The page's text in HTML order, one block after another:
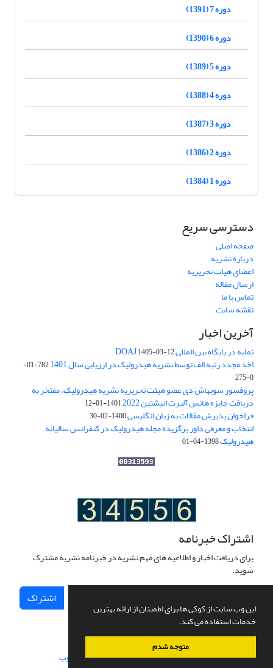
این وب سایت از کوکی ها برای اطمینان از ارائه بهترین
خدمات استفاده می کند.
متوجه شدم
دوره 7 (1391)
دوره 6 (1390)
دوره 5 (1389)
دوره 4 (1388)
دوره 3 (1387)
دوره 2 (1386)
دوره 1 (1384)
دسترسی سریع
صفحه اصلی
درباره نشریه
اعضای هیات تحریریه
ارسال مقاله
تماس با ما
نقشه سایت
آخرین اخبار
نمایه در پایگاه بین المللی DOAJ1405-03-12
اخذ مجدد رتبه الف توسط نشریه هیدرولیک در ارزیابی سال 1401
782-01-
0-275
پروفسور سوبهاش دی عضو هیئت تحریریه نشریه هیدرولیک، مفتخر به
دریافت جایزه هانس آلبرت انیشتین 2022 1401-01-12
فراخوان پذیرش مقالات به زبان انگلیسی1400-02-30
انتخاب و معرفی داور برگزیده مجله هیدرولیک در کنفرانس سالیانه
هیدرولیک1398-04-01
اشتراک خبرنامه
برای دریافت اخبار و اطلاعیه های مهم نشریه در خبرنامه نشریه مشترک
شوید.
اشتراک
سامانه مدیریت نشریات علمی.طراحی و پیاده سازی از سیناوب